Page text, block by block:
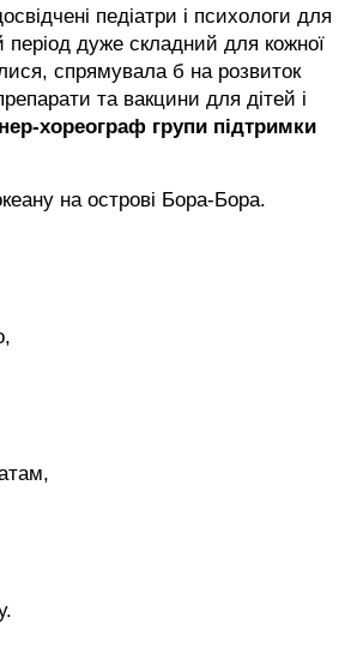
педіатри і психологи для
дуже складний для кожної
спрямувала б на розвиток
та вакцини для дітей і
хореограф групи підтримки
на острові Бора-Бора.